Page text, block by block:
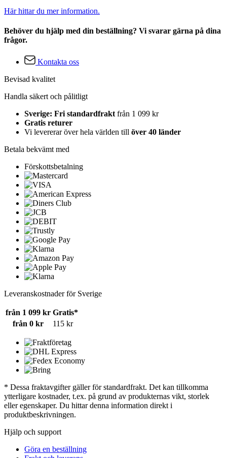
Här hittar du mer information.
Behöver du hjälp med din beställning? Vi svarar gärna på dina
frågor.
Kontakta oss
Bevisad kvalitet
Handla säkert och pålitligt
Sverige: Fri standardfrakt från 1 099 kr
Gratis returer
Vi levererar över hela världen till över 40 länder
Betala bekvämt med
Förskottsbetalning
Leveranskostnader för Sverige
från 1 099 kr Gratis*
från 0 kr
115 kr
* Dessa fraktavgifter gäller för standardfrakt. Det kan tillkomma
ytterligare kostnader, t.ex. på grund av produkternas vikt, storlek
eller egenskaper. Du hittar denna information direkt i
produktbeskrivningen.
Hjälp och support
Göra en beställning